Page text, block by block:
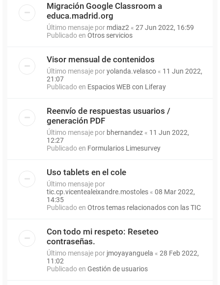
Migración Google Classroom a
educa.madrid.org
Último mensaje por mdiaz2 « 27 Jun 2022, 16:59
Publicado en Otros servicios
Visor mensual de contenidos
Último mensaje poryolanda.velasco « 11 Jun 2022,
21:07
Publicado en Espacios WEB con Liferay
Reenvío de respuestas usuarios /
generación PDF
Último mensaje por bhernandez « 11 Jun 2022,
12:27
Publicado en Formularios Limesurvey
Uso tablets en el cole
Último mensaje por
tic.cp.vicentealeixandre.mostoles « 08 Mar 2022,
14:35
Publicado en Otros temas relacionados con las TIC
Con todo mi respeto: Reseteo
contraseñas.
Último mensaje por jmoyayanguela « 28 Feb 2022,
11:02
Publicado en Gestión de usuarios